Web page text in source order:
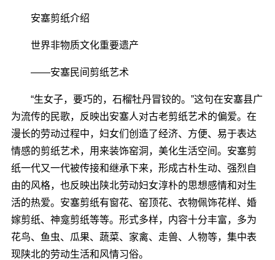
安塞剪纸介绍
世界非物质文化重要遗产
――安塞民间剪纸艺术
“生女子，要巧的，石榴牡丹冒铰的。”这句在安塞县广
为流传的民歌，反映出安塞人对古老剪纸艺术的偏爱。在
漫长的劳动过程中，妇女们创造了经济、方便、易于表达
情感的剪纸艺术，用来装饰窑洞，美化生活空间。安塞剪
纸一代又一代被传接和继承下来，形成古朴生动、强烈自
由的风格，也反映出陕北劳动妇女淳朴的思想感情和对生
活的热爱。安塞剪纸有窗花、窑顶花、衣物佩饰花样、婚
嫁剪纸、神龛剪纸等等。形式多样，内容十分丰富，多为
花鸟、鱼虫、瓜果、蔬菜、家禽、走兽、人物等，集中表
现陕北的劳动生活和风情习俗。